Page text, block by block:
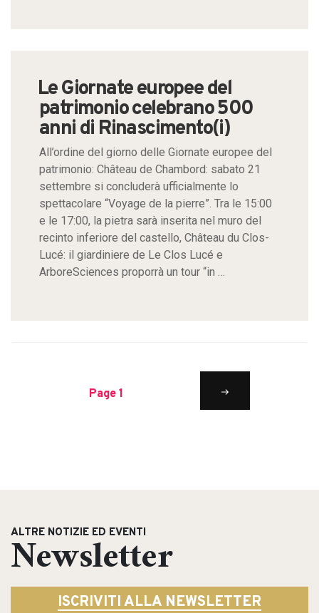
Le Giornate europee del
patrimonio celebrano 500
anni di Rinascimento(i)
All’ordine del giorno delle Giornate europee del
patrimonio: Château de Chambord: sabato 21
settembre si concluderà ufficialmente lo
spettacolare “Voyage de la pierre”. Tra le 15:00
e le 17:00, la pietra sarà inserita nel muro del
recinto inferiore del castello, Château du Clos-
Lucé: il giardiniere de Le Clos Lucé e
ArboreSciences proporrà un tour “in …
Page1 NEXT
ALTRE NOTIZIE ED EVENTI
Newsletter
ISCRIVITI ALLA NEWSLETTER